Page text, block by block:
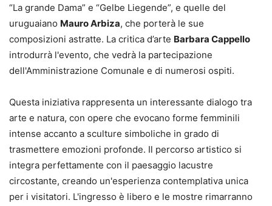
“La grande Dama” e “Gelbe Liegende”, e quelle del
uruguaiano Mauro Arbiza, che porterà le sue
composizioni astratte. La critica d’arte Barbara Cappello
introdurrà l'evento, che vedrà la partecipazione
dell'Amministrazione Comunale e di numerosi ospiti.
Questa iniziativa rappresenta un interessante dialogo tra
arte e natura, con opere che evocano forme femminili
intense accanto a sculture simboliche in grado di
trasmettere emozioni profonde. Il percorso artistico si
integra perfettamente con il paesaggio lacustre
circostante, creando un'esperienza contemplativa unica
per i visitatori. L'ingresso è libero e le mostre rimarranno